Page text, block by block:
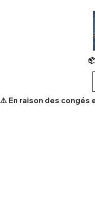
​⚠️ En raison des congés